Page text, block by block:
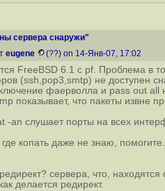
сервера снаружи"
eugene (??) on 14-Янв-07, 17:02
FreeBSD 6.1 с pf. Проблема в
(ssh,pop3,smtp) не доступен
фаерволла и pass out all
показывает, что пакеты извне
-an слушает порты на всех
копать даже не знаю, помогите.
сервера, что,
делается редирект.